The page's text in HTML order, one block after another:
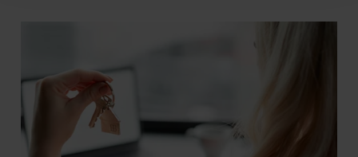
informatie over uw gebruik van onze site met onze
informatie die u aan ze heeft verstrekt of die ze hebben
verzameld op basis van uw gebruik van hun services. U
gaat akkoord met onze cookies als u onze website blijft
gebruiken.